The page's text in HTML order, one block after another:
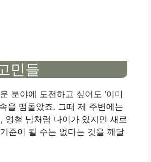
민들
분야에 도전하고 싶어도 ‘이미
을 맴돌았죠. 그때 제 주변에는
영철 님처럼 나이가 있지만 새로
준이 될 수는 없다는 것을 깨달